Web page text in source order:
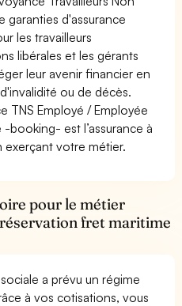
garanties d'assurance
les travailleurs
libérales et les gérants
leur avenir financier en
ou de décès.
TNS Employé / Employée
booking- est l’assurance à
exerçant votre métier.
pour le métier
fret maritime
a prévu un régime
à vos cotisations, vous